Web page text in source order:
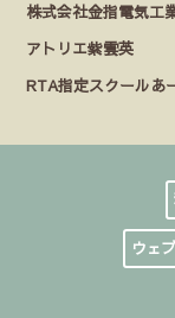
株式会社金指電気工
アトリエ紫雲英
RTA指定スクールあ
ウェ